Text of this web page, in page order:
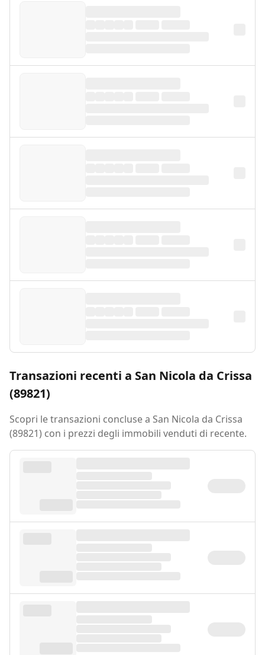
Transazioni recenti a San Nicola da Crissa
(89821)
Scopri le transazioni concluse a San Nicola da Crissa
(89821) con i prezzi degli immobili venduti di recente.